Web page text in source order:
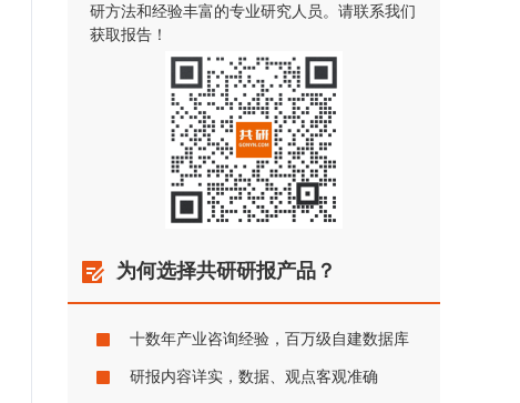
研方法和经验丰富的专业研究人员。请联系我们
获取报告！
为何选择共研研报产品？
十数年产业咨询经验，百万级自建数据库
研报内容详实，数据、观点客观准确